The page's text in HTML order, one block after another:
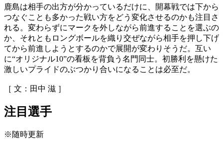
鹿島は相手の出方が分かっているだけに、開幕戦では下から
つなぐことも多かった戦い方をどう変化させるのかも注目さ
れる。変わらずにマークを外しながら前進することを選ぶの
か、それともロングボールを織り交ぜながら相手を押し下げ
てから前進しようとするのかで展開が変わりそうだ。互い
に“オリジナル10”の看板を背負う名門同士。初勝利を懸けた
激しいプライドのぶつかり合いになることは必至だ。
［ 文：田中 滋 ］
注目選手
※随時更新